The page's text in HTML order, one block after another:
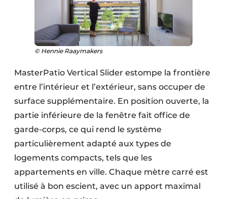
© Hennie Raaymakers
MasterPatio Vertical Slider estompe la frontière
entre l’intérieur et l’extérieur, sans occuper de
surface supplémentaire. En position ouverte, la
partie inférieure de la fenêtre fait office de
garde-corps, ce qui rend le système
particulièrement adapté aux types de
logements compacts, tels que les
appartements en ville. Chaque mètre carré est
utilisé à bon escient, avec un apport maximal